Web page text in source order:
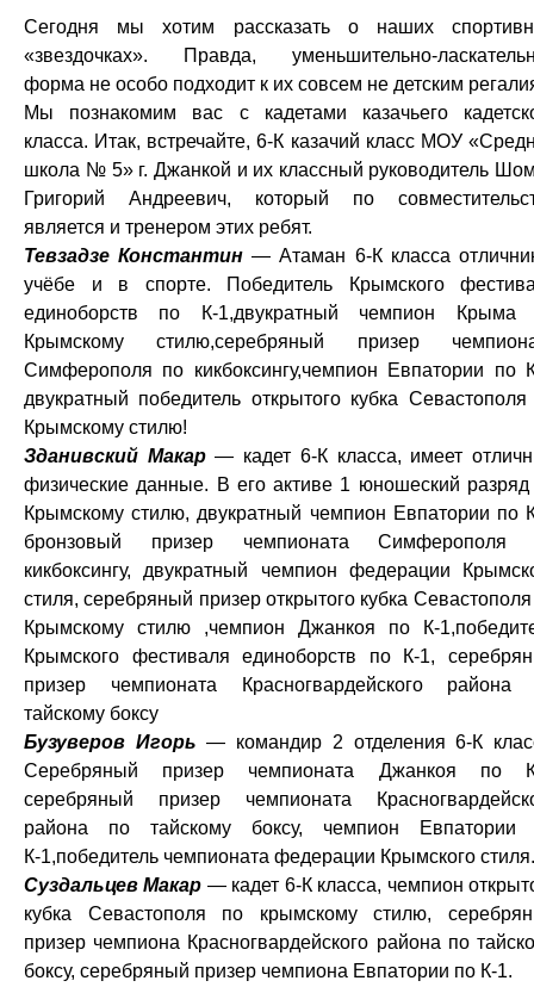
Сегодня мы хотим рассказать о наших
«звездочках». Правда, уменьшительно-
форма не особо подходит к их совсем не детским
Мы познакомим вас с кадетами казачьего
класса. Итак, встречайте, 6-К казачий класс МОУ
школа № 5» г. Джанкой и их классный руководитель
Григорий Андреевич, который по
является и тренером этих ребят.
Тевзадзе Константин — Атаман 6-К класса
учёбе и в спорте. Победитель Крымского
единоборств по К-1,двукратный чемпион Крыма
Крымскому стилю,серебряный призер
Симферополя по кикбоксингу,чемпион Евпатории по
двукратный победитель открытого кубка
Крымскому стилю!
Зданивский Макар— кадет 6-К класса, имеет
физические данные. В его активе 1 юношеский разряд
Крымскому стилю, двукратный чемпион Евпатории по
бронзовый призер чемпионата Симферополя
кикбоксингу, двукратный чемпион федерации
стиля, серебряный призер открытого кубка
Крымскому стилю ,чемпион Джанкоя по К-
Крымского фестиваля единоборств по К-1,
призер чемпионата Красногвардейского района
тайскому боксу
Бузуверов Игорь — командир 2 отделения 6-К
Серебряный призер чемпионата Джанкоя по
серебряный призер чемпионата
района по тайскому боксу, чемпион Евпатории
К-1,победитель чемпионата федерации Крымского стиля.
Суздальцев Макар — кадет 6-К класса, чемпион
кубка Севастополя по крымскому стилю,
призер чемпиона Красногвардейского района по
боксу, серебряный призер чемпиона Евпатории по К-1.